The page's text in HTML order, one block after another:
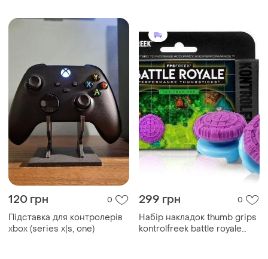
120 грн 0
Підставка для контролерів
xbox (series x|s, one)
299 грн 0
Набір накладок thumb grips
kontrolfreek battle royale